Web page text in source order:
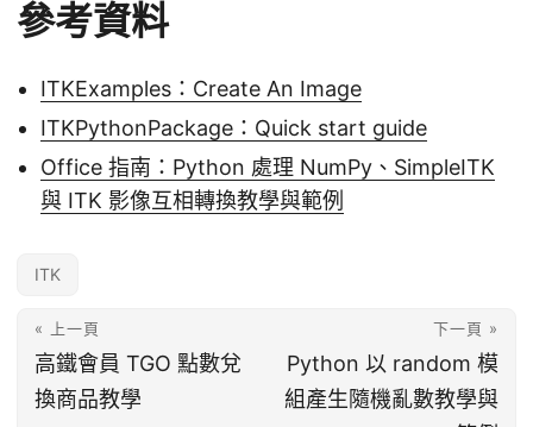
參考資料
ITKExamples：Create An Image
ITKPythonPackage：Quick start guide
Office 指南：Python 處理 NumPy、SimpleITK
與 ITK 影像互相轉換教學與範例
ITK
« 上一頁
高鐵會員 TGO 點數兌
換商品教學
下一頁 »
Python 以 random 模
組產生隨機亂數教學與